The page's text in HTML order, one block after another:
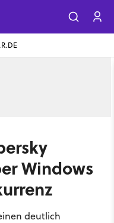
Windows
deutlich